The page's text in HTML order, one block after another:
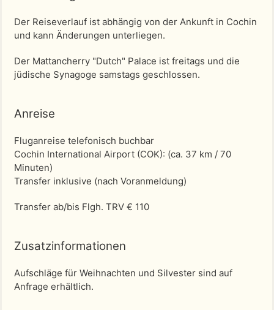
Der Reiseverlauf ist abhängig von der Ankunft in Cochin
und kann Änderungen unterliegen.
Der Mattancherry "Dutch" Palace ist freitags und die
jüdische Synagoge samstags geschlossen.
Anreise
Fluganreise telefonisch buchbar
Cochin International Airport (COK): (ca. 37 km / 70
Minuten)
Transfer inklusive (nach Voranmeldung)
Transfer ab/bis Flgh. TRV € 110
Zusatzinformationen
Aufschläge für Weihnachten und Silvester sind auf
Anfrage erhältlich.